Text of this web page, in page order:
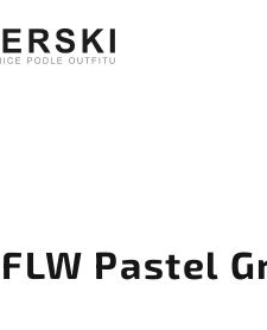
FLW Pastel